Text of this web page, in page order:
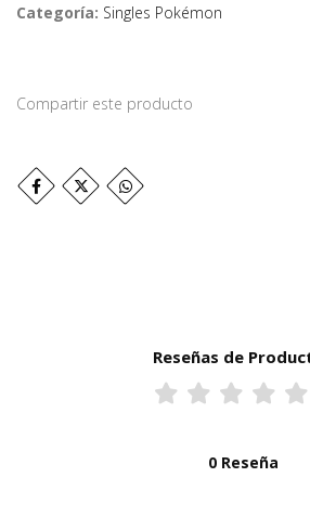
Categoría: Singles Pokémon
Compartir este producto
Reseñas de
0 Reseña